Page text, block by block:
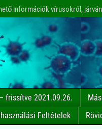
információk vírusokról,
frissítve 2021.09.26.
Feltételek